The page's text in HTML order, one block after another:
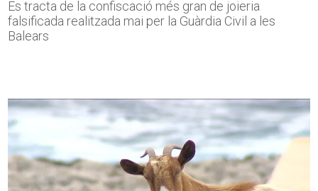
Es tracta de la confiscació més gran de joieria
falsificada realitzada mai per la Guàrdia Civil a les
Balears